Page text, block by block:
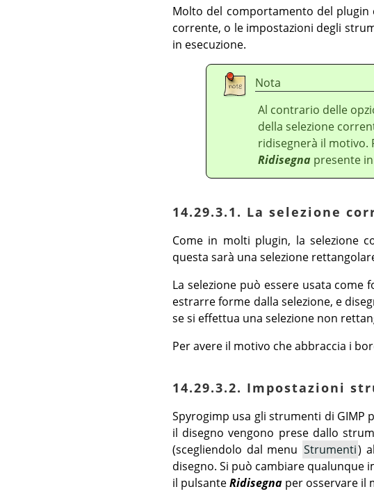
Molto del comportamento del
corrente, o le impostazioni degli
in esecuzione.
Nota
Al contrario delle
della selezione
ridisegnerà il motivo.
Ridisegna presente
14.29.3.1. La selezione
Come in molti plugin, la selezione
questa sarà una selezione
La selezione può essere usata
estrarre forme dalla selezione, e
se si effettua una selezione non
Per avere il motivo che abbraccia i
14.29.3.2. Impostazioni
Spyrogimp usa gli strumenti di GIMP
il disegno vengono prese dallo
(scegliendolo dal menu Strumenti)
disegno. Si può cambiare qualunque
il pulsanteRidisegna per osservare il